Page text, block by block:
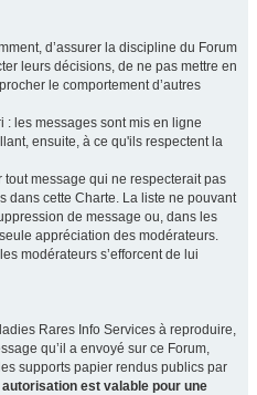
d’assurer la discipline du Forum
leurs décisions, de ne pas mettre en
le comportement d’autres
: les messages sont mis en ligne
ensuite, à ce qu'ils respectent la
message qui ne respecterait pas
dans cette Charte. La liste ne pouvant
de message ou, dans les
appréciation des modérateurs.
modérateurs s’efforcent de lui
Rares Info Services à reproduire,
qu’il a envoyé sur ce Forum,
supports papier rendus publics par
est valable pour une